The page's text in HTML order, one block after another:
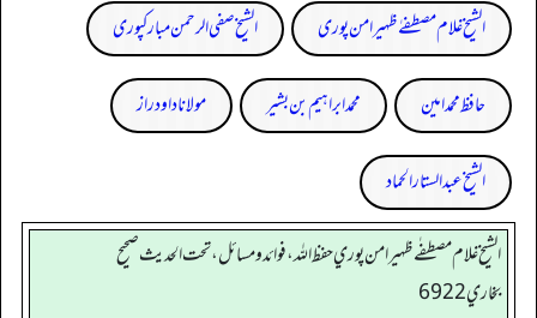
الشیخ غلام مصطفےٰ ظہیر امن پوری
الشیخ صفی الرحمن مبارکپوری
حافظ محمد امین محمد ابراہیم بن بشیر مولانا داود راز
الشیخ عبدالستار الحماد
الشيخ غلام مصطفٰے ظهير امن پوري حفظ الله، فوائد و مسائل، تحت الحديث صحيح
بخاري 6922